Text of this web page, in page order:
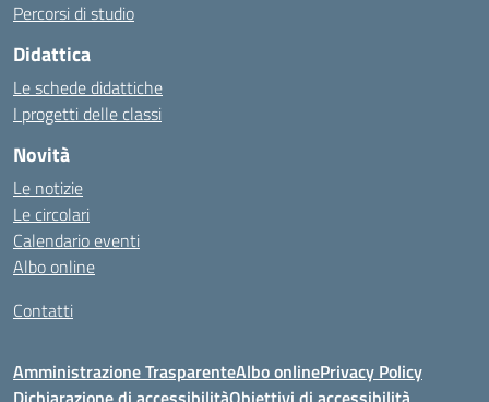
http://cl.rmuti.net/
https://cbt.mtstisungaiguntung.sch.id/
https://cesarpsicanalista.com/
https://aprici.am/
https://ammax.com.br/contato/
https://jsph.loupiasconference.org/
https://barconsultant.fr/
https://honda-permata.id
https://consumidor.educandoalcampo.org/
https://supremesolar.id/about-us/
https://irgap.unistra.fr/
Percorsi di studio
Didattica
Le schede didattiche
I progetti delle classi
Novità
Le notizie
Le circolari
Calendario eventi
Albo online
Contatti
Amministrazione TrasparenteAlbo onlinePrivacy Policy